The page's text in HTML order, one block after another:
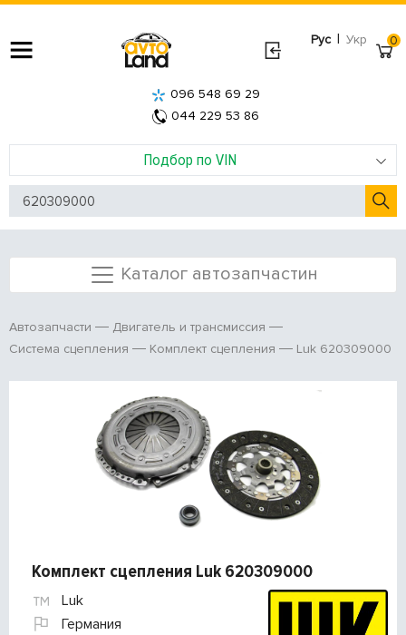
Рус | Укр
Подбор по VIN
096 548 69 29
044 229 53 86
0
Каталог автозапчастин
Автозапчасти
Двигатель и трансмиссия
Система сцепления
Комплект сцепления Luk 620309000
Комплект сцепления Luk 620309000
Luk
Германия